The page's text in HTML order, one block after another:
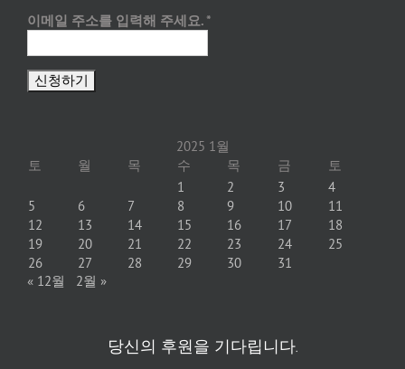
이메일 주소를 입력해 주세요. *
2025 1월
토 월 목 수 목 금 토
1 2 3
4
5
6 7 8 9 10
11
12
13 14 15 16 17
18
19
20 21 22 23 24
25
26
27 28 29 30
31
« 12월
2월 »
당신의 후원을 기다립니다.